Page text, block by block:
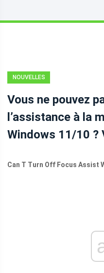
NOUVELLES
Vous ne pouvez
l’assistance à la
Windows 11/10 ?
Can T Turn Off Focus Assist